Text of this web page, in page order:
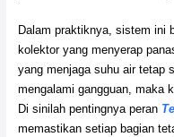
Dalam praktiknya, sistem ini
kolektor yang menyerap
yang menjaga suhu air tetap
mengalami gangguan, maka
Di sinilah pentingnya peran
memastikan setiap bagian